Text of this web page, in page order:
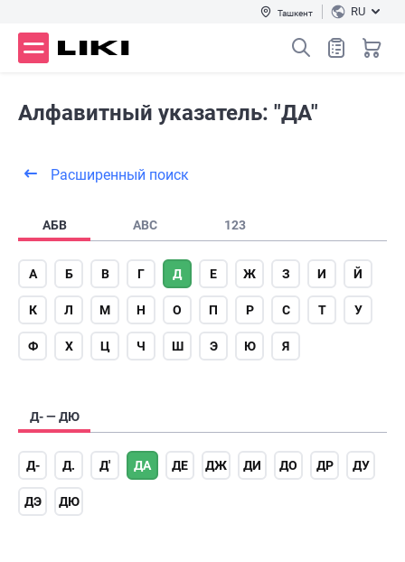
Ташкент RU
Алфавитный указатель: "ДА"
Расширенный поиск
АБВ ABC 123
А Б В Г Д Е Ж З И Й
К Л М Н О П Р С Т У
Ф Х Ц Ч Ш Э Ю Я
Д- — ДЮ
Д- Д. Д' ДА ДЕ ДЖ ДИ ДО ДР ДУ
ДЭ ДЮ